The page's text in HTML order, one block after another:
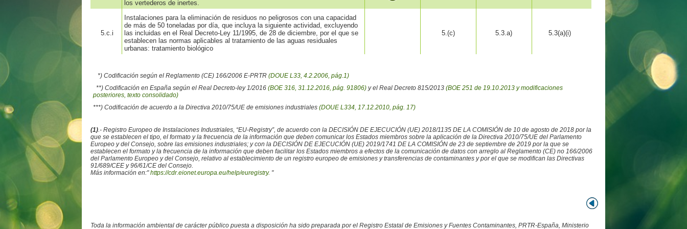
los vertederos de inertes.
5.c.i
Instalaciones para la eliminación de residuos no peligrosos con una capacidad
de más de 50 toneladas por día, que incluya la siguiente actividad, excluyendo
las incluidas en el Real Decreto-Ley 11/1995, de 28 de diciembre, por el que se
establecen las normas aplicables al tratamiento de las aguas residuales
urbanas: tratamiento biológico
5.(c) 5.3.a) 5.3(a)(i)
*) Codificación según el Reglamento (CE) 166/2006 E-PRTR (DOUE L33, 4.2.2006, pág.1)
**) Codificación en España según el Real Decreto-ley 1/2016 (BOE 316, 31.12.2016, pág. 91806)y el Real Decreto 815/2013 (BOE 251 de 19.10.2013 y modificaciones
posteriores, texto consolidado)
***) Codificación de acuerdo a la Directiva 2010/75/UE de emisiones industriales (DOUE L334, 17.12.2010, pág. 17)
(1).- Registro Europeo de Instalaciones Industriales, “EU-Registry”, de acuerdo con la DECISIÓN DE EJECUCIÓN (UE) 2018/1135 DE LA COMISIÓN de 10 de agosto de 2018 por la
que se establecen el tipo, el formato y la frecuencia de la información que deben comunicar los Estados miembros sobre la aplicación de la Directiva 2010/75/UE del Parlamento
Europeo y del Consejo, sobre las emisiones industriales; y con la DECISIÓN DE EJECUCIÓN (UE) 2019/1741 DE LA COMISIÓN de 23 de septiembre de 2019 por la que se
establecen el formato y la frecuencia de la información que deben facilitar los Estados miembros a efectos de la comunicación de datos con arreglo al Reglamento (CE) no 166/2006
del Parlamento Europeo y del Consejo, relativo al establecimiento de un registro europeo de emisiones y transferencias de contaminantes y por el que se modifican las Directivas
91/689/CEE y 96/61/CE del Consejo.
Más información en:"https://cdr.eionet.europa.eu/help/euregistry. "
Toda la información ambiental de carácter público puesta a disposición ha sido preparada por el Registro Estatal de Emisiones y Fuentes Contaminantes, PRTR-España, Ministerio